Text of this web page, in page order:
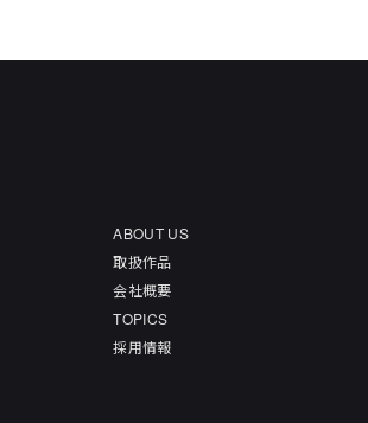
ABOUT US
取扱作品
会社概要
TOPICS
採用情報